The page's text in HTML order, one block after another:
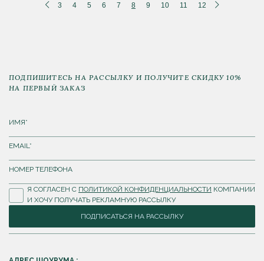
3 4 5 6 7 8 9 10 11 12
ПОДПИШИТЕСЬ НА РАССЫЛКУ И ПОЛУЧИТЕ СКИДКУ 10%
НА ПЕРВЫЙ ЗАКАЗ
Я СОГЛАСЕН С ПОЛИТИКОЙ КОНФИДЕНЦИАЛЬНОСТИ КОМПАНИИ
И ХОЧУ ПОЛУЧАТЬ РЕКЛАМНУЮ РАССЫЛКУ
ПОДПИСАТЬСЯ НА РАССЫЛКУ